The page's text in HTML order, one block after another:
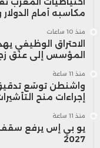
مراسم توقيع
الاستراتيجي
“هذا التحالف
أن يلعبه
العمل وتوسيع
مكاسبه أمام الدولار
منذ 10 ساعات
الاحتراق الوظيفي
المؤسس إلى عنق
منذ 11 ساعة
واشنطن توسّع
إجراءات منح
منذ 11 ساعة
2027